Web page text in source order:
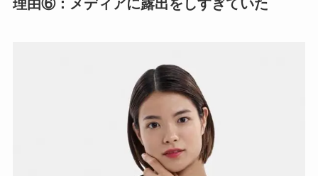
理由⑥：メディアに露出をしすぎていた